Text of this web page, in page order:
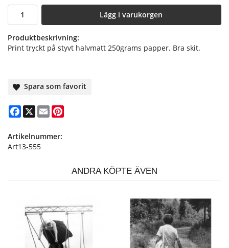
Lägg i varukorgen
Produktbeskrivning:
Print tryckt på styvt halvmatt 250grams papper. Bra skit.
Spara som favorit
Facebook
X Email
Artikelnummer:
Art13-555
ANDRA KÖPTE ÄVEN